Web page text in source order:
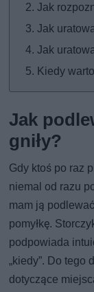
Jak
Jak
Jak
Kiedy
Jak
gniły?
Gdy ktoś po raz
niemal od razu
mam ją
pomyłkę.
podpowiada
„kiedy”. Do
dotyczące